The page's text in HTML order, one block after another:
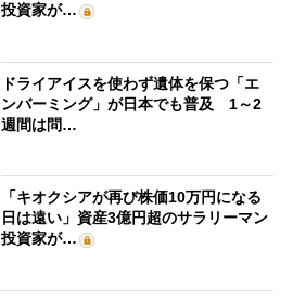
投資家が…
ドライアイスを使わず遺体を保つ「エ
ンバーミング」が日本でも普及 1～2
週間は問…
「キオクシアが再び株価10万円になる
日は遠い」資産3億円超のサラリーマン
投資家が…